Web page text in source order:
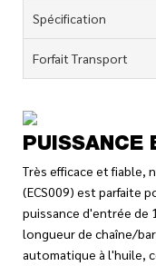
Spécification
Forfait Transport
PUISSANCE
Très efficace et fiable,
(ECS009) est parfaite
puissance d'entrée de
longueur de chaîne/
automatique à l'huile,